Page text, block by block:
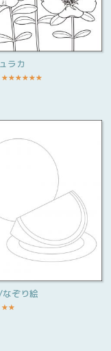
ラカ
★★★★★★
ぞり絵
★★